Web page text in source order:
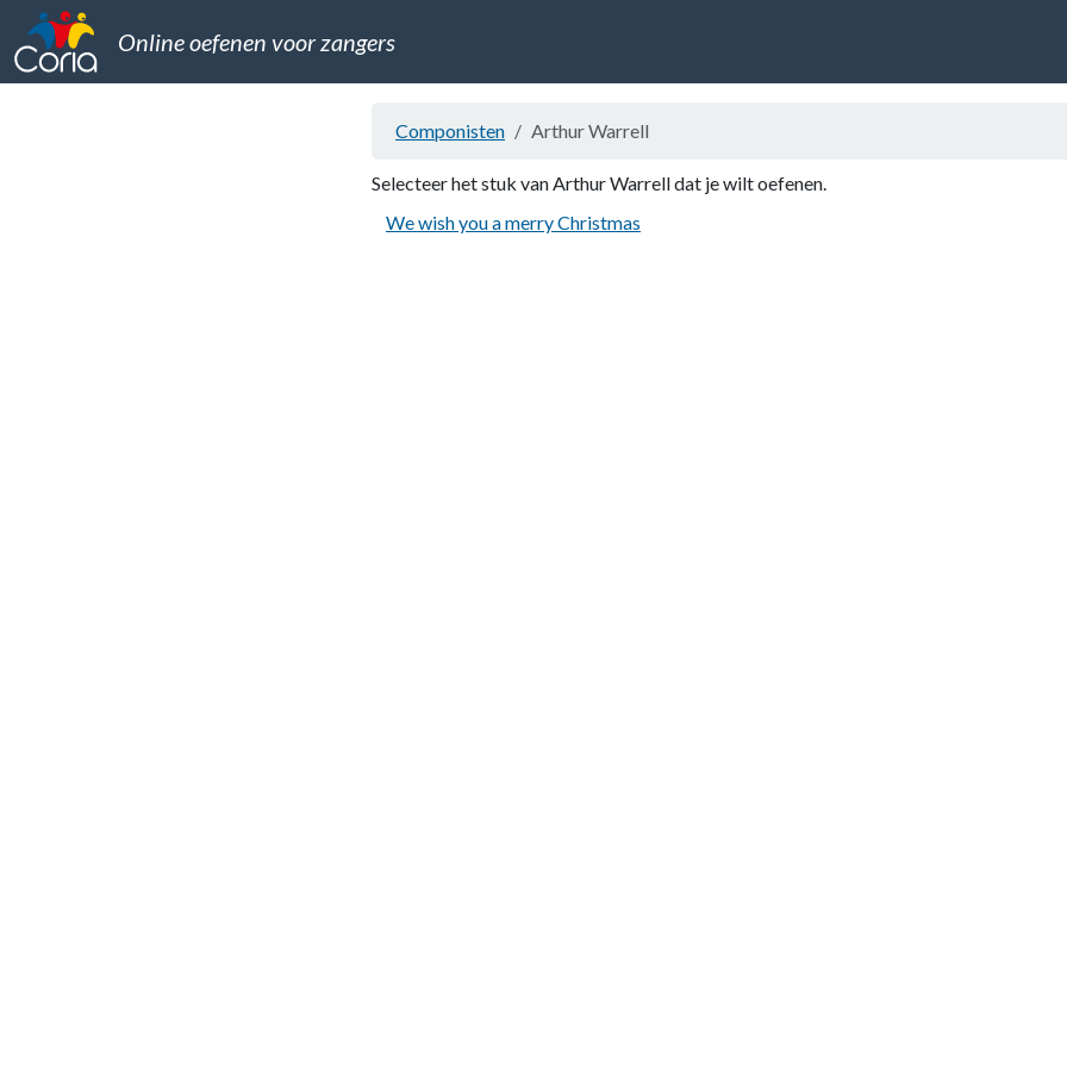
Online oefenen voor zangers
Componisten Arthur Warrell
Selecteer het stuk van Arthur Warrell dat je wilt oefenen.
We wish you a merry Christmas